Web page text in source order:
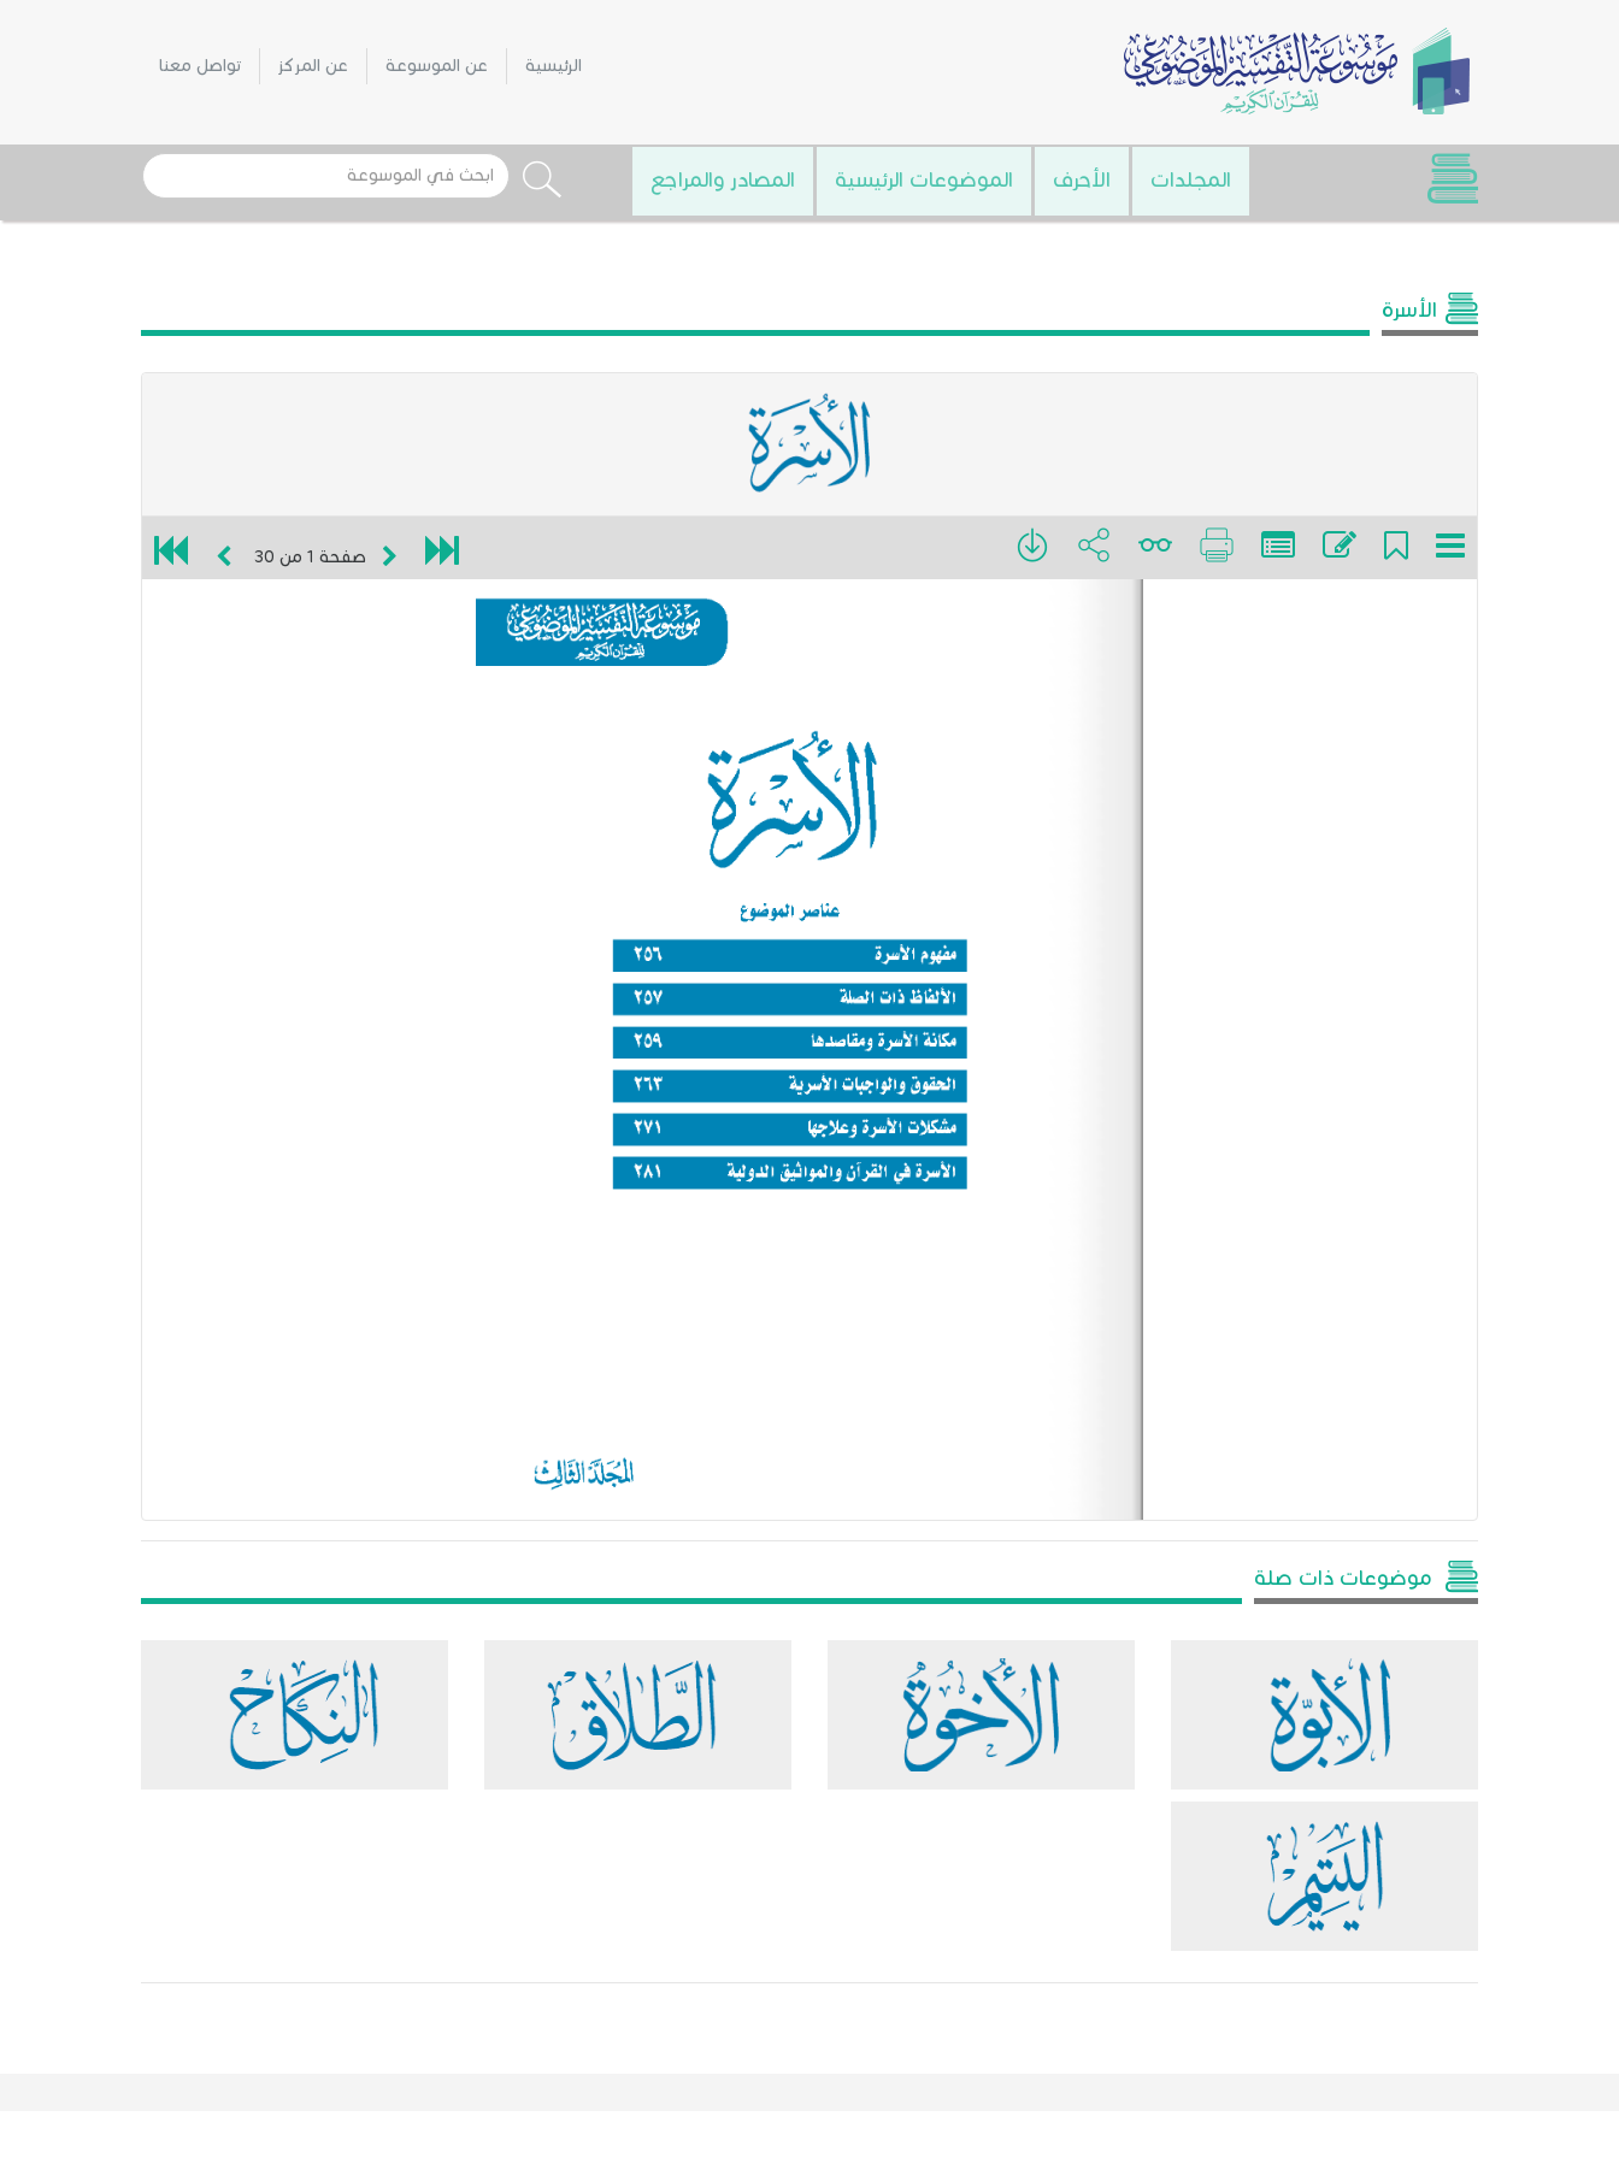
الرئيسية عن الموسوعة عن المركز تواصل معنا
المجلدات الأحرف الموضوعات الرئيسية المصادر والمراجع
الأسرة
صفحة 1 من 30
موضوعات ذات صلة